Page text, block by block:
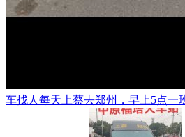
车找人每天上蔡去郑州，早上5点一